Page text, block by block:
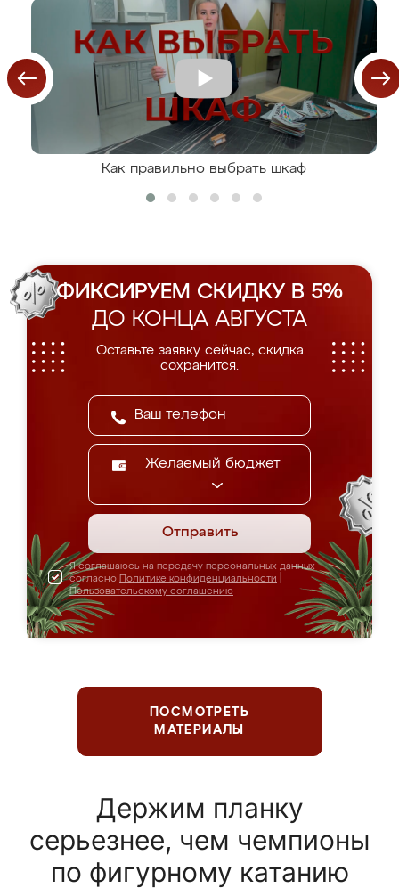
Как правильно выбрать шкаф
ФИКСИРУЕМ СКИДКУ В 5%
ДО КОНЦА АВГУСТА
Оставьте заявку сейчас, скидка
сохранится.
Желаемый бюджет
Отправить
Я соглашаюсь на передачу персональных данных
согласно Политике конфиденциальности
Пользовательскому соглашению
ПОСМОТРЕТЬ
МАТЕРИАЛЫ
Держим планку
серьезнее, чем чемпионы
по фигурному катанию